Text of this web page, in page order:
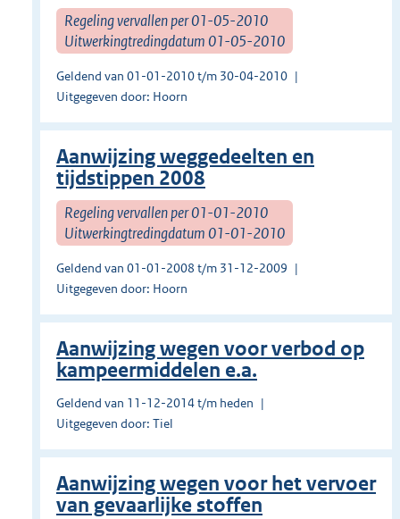
Regeling vervallen per 01-05-2010
Uitwerkingtredingdatum 01-05-2010
Geldend van 01-01-2010 t/m 30-04-2010
Uitgegeven door: Hoorn
Aanwijzing weggedeelten en
tijdstippen 2008
Regeling vervallen per 01-01-2010
Uitwerkingtredingdatum 01-01-2010
Geldend van 01-01-2008 t/m 31-12-2009
Uitgegeven door: Hoorn
Aanwijzing wegen voor verbod op
kampeermiddelen e.a.
Geldend van 11-12-2014 t/m heden
Uitgegeven door: Tiel
Aanwijzing wegen voor het vervoer
van gevaarlijke stoffen